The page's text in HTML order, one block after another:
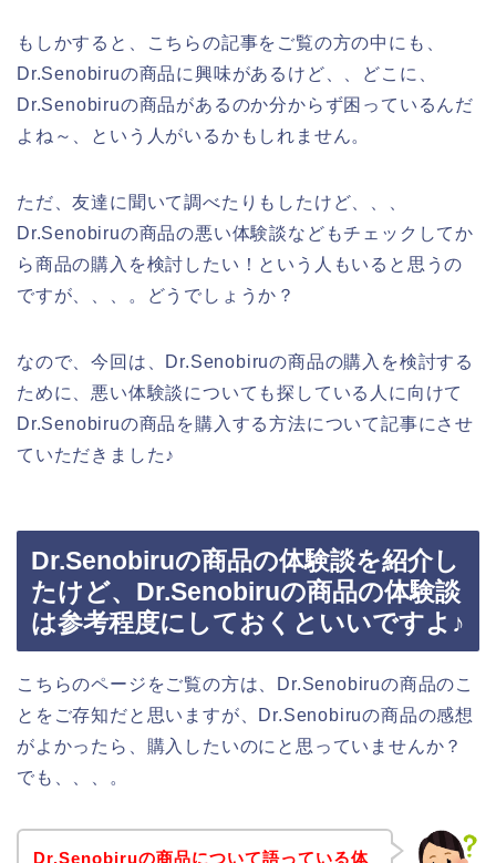
もしかすると、こちらの記事をご覧の方の中にも、
Dr.Senobiruの商品に興味があるけど、、どこに、
Dr.Senobiruの商品があるのか分からず困っているんだ
よね～、という人がいるかもしれません。
ただ、友達に聞いて調べたりもしたけど、、、
Dr.Senobiruの商品の悪い体験談などもチェックしてか
ら商品の購入を検討したい！という人もいると思うの
ですが、、、。どうでしょうか？
なので、今回は、Dr.Senobiruの商品の購入を検討する
ために、悪い体験談についても探している人に向けて
Dr.Senobiruの商品を購入する方法について記事にさせ
ていただきました♪
Dr.Senobiruの商品の体験談を紹介し
たけど、Dr.Senobiruの商品の体験談
は参考程度にしておくといいですよ♪
こちらのページをご覧の方は、Dr.Senobiruの商品のこ
とをご存知だと思いますが、Dr.Senobiruの商品の感想
がよかったら、購入したいのにと思っていませんか？
でも、、、。
Dr.Senobiruの商品について語っている体